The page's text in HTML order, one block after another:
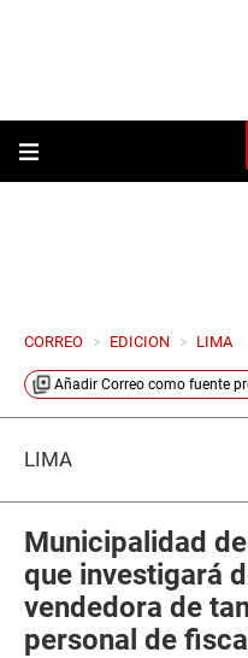
CORREO > EDICION > LIMA
Añadir Correo como fuente
LIMA
Municipalidad
que investigará
vendedora de
personal de